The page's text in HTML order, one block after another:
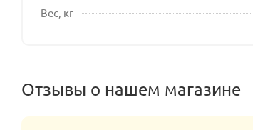
Вес, кг
Отзывы о нашем магазине